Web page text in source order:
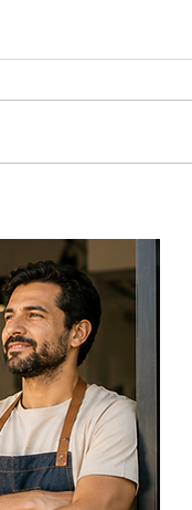
con propuesta
y colaborativa